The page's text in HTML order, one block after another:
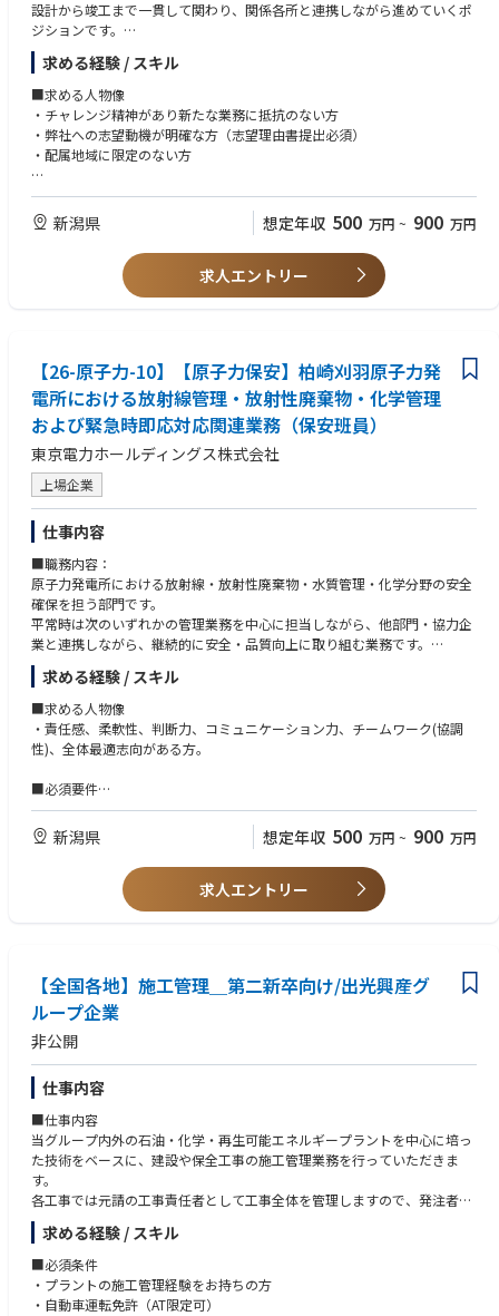
・入札支援/価格分析/調達戦略立案のコンサルティング型支援
【ポジションの魅力】
・官民連携による電力調達を通じて、脱炭素/持続可能な社会の実現に貢献
できます
・電力業界の構造課題に対し、営業戦略からアプローチできるポジション
です
・成長中の主力事業と新規事業、両方の拡大に関われます
・事業と組織のスケールを支える仕組みづくりを主導できます
・フルリモート×フレックスで、柔軟な働き方が可能です
【オンボーディング】
・入社後は、業界動向や自社プロダクトの提供価値について集中的なイン
プット期間を設けています
・既存プロジェクトへの同席を通じてスムーズに業務にキャッチアップ可
☆★☆ エナーバンクってどんな会社？ ☆★☆
2018年創業以来、電力需要家目線でのエネルギー調達の最適化を推進する
スタートアップです。
主力プロダクトである法人向け電力リバースオークション『エネオク』を
はじめ、環境価値取引サービス『グリーンチケット』や、太陽光発電設備
導入のシステム選定支援サービス『ソラレコ』を開発しています。テクノ
ロジーとコンサルティングを組み合わせた独自のソリューション提供が特
徴です。
エネオクの取扱総額も1300億円を突破するほどの急成長を遂げています。
エネルギーはすべての産業の潤滑油です。今後の成長分野である通信やI
T、AI、EVによる自動運転交通インフラや古くから社会を支えている製造
業などの根底には必ずエネルギーの存在があります。
エネルギーをあらゆる産業のプラットフォームとして正しく選択できるこ
とが、産業の競争力や事業の持続可能性のカギとなります。
可能エネルギーへのシフトであり、社会的・経済的にも止めることのでき
ない大変革の時代です。
す。
エナーバンクは、電力の選択という複雑性が高く非対称性の大きい環境に
おいて、透明性の高い情報を提供しすべての需要家の未来への意思決定を
加速させることで、無駄なエネルギーのない世界を実現していきます。わ
たしたちはエネルギー業界のゲームチェンジャーとして事業を拡大してい
るため、自分の仕事や貢献が日々の人々の生活にどう影響を与えていく
か？を感じることができます。
とが重要です。エネルギー領域の専門家として、エネルギー関連のトレン
ドを見ながら需要家ニーズをマッチングさせるコンサルティング能力と、
最新のテクノロジーを組み合わせて効率的に解決していきます。
一緒に脱炭素社会を実現していきましょう！
設計から竣工まで一貫して関わり、関係各所と連携しながら進めていくポ
ジションです。
～具体的には～
・使用前事業者検査・溶接検査に向けた工程調整および申請対応
・設備の設計から竣工までの品質管理（多工程にわたる確認・調整）
・メーカーと連携した基本設計および詳細設計の推進
・許認可取得に向けた申請書類作成および規制当局との審査対応
設計・検査・許認可といった複数の領域を横断しながら、大規模なプラン
ト設備の完成に貢献していきます。
■職責：
本ポジションでは、担当するプラント設備（機械）について、設計から検
査・竣工までの一連の業務を、工程全体を見据えながら主体的に推進いた
～具体的には～
・許認可に必要な各種資料作成および規制当局への対応
担当設備を軸に全体を見渡し、関係者と連携しながら設備の品質確保を担
っていくポジションです。
■魅力、面白み：
本ポジションでは、大規模なプラント設備に対して設計から検査、規制対
応まで一貫して関わることができます。
技術と調整力の双方を活かしながら、影響範囲の広い業務に携われる点が
特徴です。
・設計・品質管理・検査・許認可といった幅広い工程に関与できる
・メーカー、研究機関、規制当局など多様な専門家との協働機会
・大規模設備の安全性向上に直接寄与するやりがいのある業務
・調整・企画力を実務の中で磨きやすい環境
・既存スキルを深めつつ、新技術や知識にも触れられる
技術者としての専門性を維持・強化しながら、視野を広げていきたい方に
適した環境です。
■キャリアパス：以下のようなキャリアパスを想定しています。
短期（1〜3年）：使用前事業者検査，溶接検査に係る社内外関係者との調
だきます。また，必要に応じて設備の設計業務，許認可対応業務も経験い
ただきます。
中期（3〜5年）：検査に係る統括として主体的に諸業務を実施いただくと
共に，プロジェクトマネジメントを経験いただきます。
長期（5年以上）：将来は部門の中核者として管理職任用を含めて活躍い
東京電力社員 約1,200名 協力企業社員 約5,000名 合計6,000名以上
が従事。
配属先部署年代別人数構成：
60代1名，50代4名，40代9名，30代7名，20代7名
～雰囲気～
・上下関係が必要な場面（意思決定、指示など）においてはしっかりとし
た関係性がありますが，普段はフラットな雰囲気の職場です。
・キャリア採用者が2名所属しております。
・一人当たりの裁量の範囲が大きいことから，やりがいを感じることがで
きます。
・心理的安全性が高く，言い出しやすい雰囲気です。
・原子力以外の他部門出身の社員も活躍しています。
求める経験 / スキル
■求める人物像
・チャレンジ精神があり新たな業務に抵抗のない方
・弊社への志望動機が明確な方（志望理由書提出必須）
・配属地域に限定のない方
■必須要件
～ご経験～
QMS（品質マネジメントシステム）に関する業務経験
下記いずれかを満たす
・プラントの設備設計・耐震設計の業務経験
・原子力産業における設備設計・耐震設計の業務経験
・社内外関係者（社外：メーカー，官庁）との折衝に必要なコミュニケー
ション能力
■歓迎要件
～ご経験～
・使用前事業者検査等に関する業務経験
・原子力産業界におけるQMSに関する業務経験
・原子力業界における許認可対応の業務経験
～知識・技能～
・社内外の幅広い箇所との連携・調整に資するコミュニケーション能力を
有する（原子力規制庁との折衝経験があるとなおよい）。
新潟県 想定年収 500 万円 ~ 900 万円
求人エントリー
【26-原子力-10】【原子力保安】柏崎刈羽原子力発
電所における放射線管理・放射性廃棄物・化学管理
および緊急時即応対応関連業務（保安班員）
東京電力ホールディングス株式会社
上場企業
仕事内容
■職務内容：
原子力発電所における放射線・放射性廃棄物・水質管理・化学分野の安全
確保を担う部門です。
平常時は次のいずれかの管理業務を中心に担当しながら、他部門・協力企
業と連携しながら、継続的に安全・品質向上に取り組む業務です。
緊急時には放射線・放射能の測定・評価など担当する保安班員として現場
対応に加わり、発電所全体の安全確保に寄与するとともに周辺公衆の
安全確保に寄与します。
日常業務と緊急時対応の両面から経験を積むことができます。
〇平常時業務
・放射線管理・安全管理のための必要な業務管理及び現場監理並びにプロ
セスの維持管理
・原子炉水他の水質管理及び放射性液体・気体廃棄物管理・安全管理のた
めの必要な業務管理及び現場監理並びにプロセスの維持管理
(水質の監視・測定(分析)・評価、放射線・放射能の監視・測定・評価）
・放射性固体廃棄物管理・安全管理のための必要な業務管理及び現場監理
並びにプロセスの維持管理
被ばく管理及び周辺公衆に対する影響範囲の評価並びに緊急時に備えた
訓練業務
■職責：
放射線安全部の一員として、発電所における放射線・放射性廃棄物・水質
管理・化学分野のいずれかの業務を担当します。
次のいずれかの管理業務を中心に担当しながら、他部門・協力企業と連携
しながら、継続的に安全・品質向上に取り組み安全かつ安定した運用を
支えます。
緊急時においては、「保安班」の指揮者である保安班長のもと、現場活動
を実施する要員として、「保安班員」の役割を担い、安全確保に向けた
活動を支えます。
適性に応じて担当業務を定めつつ、発電所全体の安全性向上に寄与する役
割が期待されます。
～具体的には～
・放射線管理や水質管理など、専門領域における日常管理および現場監理
・管理マニュアルの整備・改訂と継続的な業務改善の推進
求める経験 / スキル
■求める人物像
・責任感、柔軟性、判断力、コミュニケーション力、チームワーク(協調
性)、全体最適志向がある方。
■必須要件
～ご経験～
・全面マスクの装着やヨウ素剤の服用に支障がない方。
・緊急時対応を含む宿直業務が可能であること。
以下のうちいずれかを必須とします。
・放射線業務経験又は知識がある方
・化学分析業務経験又は知識がある方
■歓迎要件
～ご経験～
・原子力関係の職場で業務経験のある方
～知識・技能～
・放射線計測器の取扱い又は知識のある方
・化学薬品（有害物質含む）の取扱い経験又は知識のある方
・材料の腐食の知識のある方
～資格～
・第一種または第二種放射線取扱主任者
・第一種作業環境測定士（放射線物質）
・放射線関係の資格保有者
・大型または中型自動車運転免許
新潟県 想定年収 500 万円 ~ 900 万円
求人エントリー
【全国各地】施工管理＿第二新卒向け/出光興産グ
ループ企業
非公開
仕事内容
■仕事内容
当グループ内外の石油・化学・再生可能エネルギープラントを中心に培っ
た技術をベースに、建設や保全工事の施工管理業務を行っていただきま
す。
各工事では元請の工事責任者として工事全体を管理しますので、発注者や
協力会社との折衝はもちろんのこと、安全、品質、工程、コスト等の管理
を含む一貫したマネジメントが出来ることも醍醐味です。
【具体的に】
■工事計画・施工計画の作成、仕様書の作成
求める経験 / スキル
■必須条件
・プラントの施工管理経験をお持ちの方
・自動車運転免許（AT限定可）